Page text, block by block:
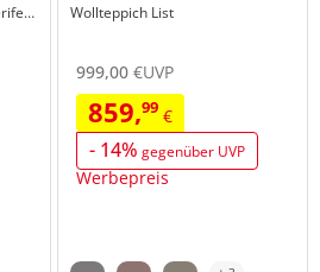
Plus
Wollteppich List
999,00€UVP
859,99€
- 14% gegenüber UVP
Werbepreis